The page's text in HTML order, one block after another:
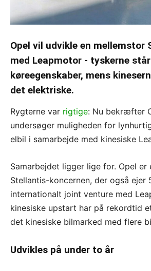
Opel vil udvikle en mellemstor
med Leapmotor - tyskerne
køreegenskaber, mens
det elektriske.
Rygterne var rigtige: Nu bekræfter
undersøger muligheden for
elbil i samarbejde med kinesiske
Samarbejdet ligger lige for. Opel er
Stellantis-koncernen, der også ejer
internationalt joint venture med
kinesiske upstart har på rekordtid
det kinesiske bilmarked med flere
Udvikles på under to år